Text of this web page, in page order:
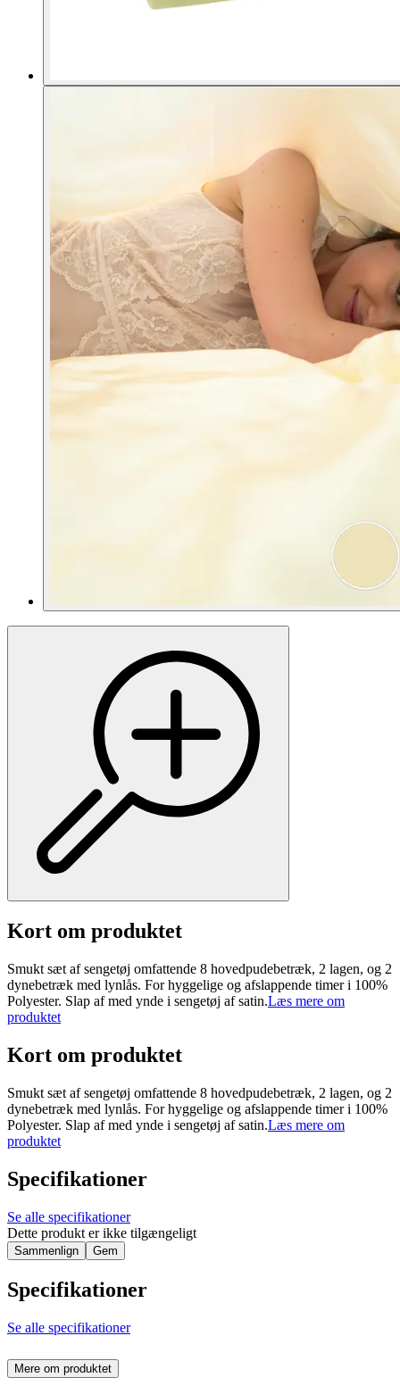
Kort om produktet
Smukt sæt af sengetøj omfattende 8 hovedpudebetræk, 2 lagen, og 2
dynebetræk med lynlås. For hyggelige og afslappende timer i 100%
Polyester. Slap af med ynde i sengetøj af satin.Læs mere om
produktet
Kort om produktet
Smukt sæt af sengetøj omfattende 8 hovedpudebetræk, 2 lagen, og 2
dynebetræk med lynlås. For hyggelige og afslappende timer i 100%
Polyester. Slap af med ynde i sengetøj af satin.Læs mere om
produktet
Specifikationer
Se alle specifikationer
Dette produkt er ikke tilgængeligt
Sammenlign Gem
Specifikationer
Se alle specifikationer
Mere om produktet